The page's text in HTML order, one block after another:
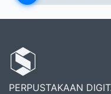
PERPUSTAKAAN